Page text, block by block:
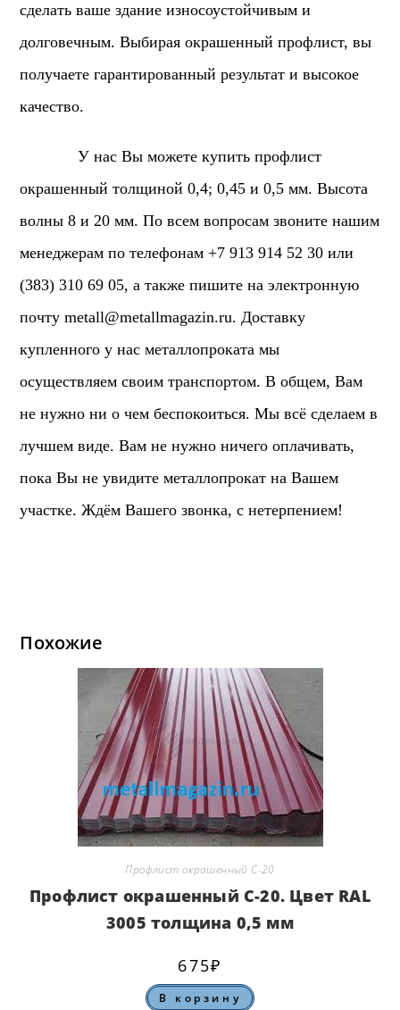
сделать ваше здание износоустойчивым и
долговечным. Выбирая окрашенный профлист, вы
получаете гарантированный результат и высокое
качество.
У нас Вы можете купить профлист
окрашенный толщиной 0,4; 0,45 и 0,5 мм. Высота
волны 8 и 20 мм. По всем вопросам звоните нашим
менеджерам по телефонам +7 913 914 52 30 или
(383) 310 69 05, а также пишите на электронную
почтуmetall@metallmagazin.ru. Доставку
купленного у нас металлопроката мы
осуществляем своим транспортом. В общем, Вам
не нужно ни о чем беспокоиться. Мы всё сделаем в
лучшем виде. Вам не нужно ничего оплачивать,
пока Вы не увидите металлопрокат на Вашем
участке. Ждём Вашего звонка, с нетерпением!
Похожие
Профлист окрашенный С-20
Профлист окрашенный С-20. Цвет RAL
3005 толщина 0,5 мм
675₽
В корзину